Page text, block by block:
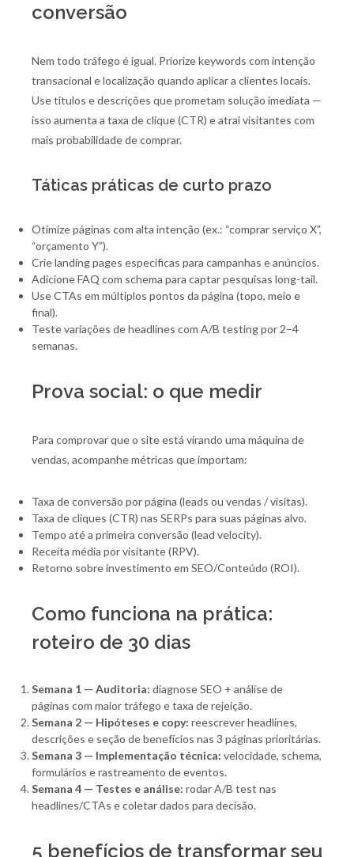
conversão
Nem todo tráfego é igual. Priorize keywords com intenção
transacional e localização quando aplicar a clientes locais.
Use títulos e descrições que prometam solução imediata —
isso aumenta a taxa de clique (CTR) e atrai visitantes com
mais probabilidade de comprar.
Táticas práticas de curto prazo
Otimize páginas com alta intenção (ex.: “comprar serviço X”,
“orçamento Y”).
Crie landing pages específicas para campanhas e anúncios.
Adicione FAQ com schema para captar pesquisas long-tail.
Use CTAs em múltiplos pontos da página (topo, meio e
final).
Teste variações de headlines com A/B testing por 2–4
semanas.
Prova social: o que medir
Para comprovar que o site está virando uma máquina de
vendas, acompanhe métricas que importam:
Taxa de conversão por página (leads ou vendas / visitas).
Taxa de cliques (CTR) nas SERPs para suas páginas alvo.
Tempo até a primeira conversão (lead velocity).
Receita média por visitante (RPV).
Retorno sobre investimento em SEO/Conteúdo (ROI).
Como funciona na prática:
roteiro de 30 dias
Semana 1 — Auditoria: diagnose SEO + análise de
páginas com maior tráfego e taxa de rejeição.
Semana 2 — Hipóteses e copy: reescrever headlines,
descrições e seção de benefícios nas 3 páginas prioritárias.
Semana 3 — Implementação técnica: velocidade, schema,
formulários e rastreamento de eventos.
Semana 4 — Testes e análise: rodar A/B test nas
headlines/CTAs e coletar dados para decisão.
5 benefícios de transformar seu